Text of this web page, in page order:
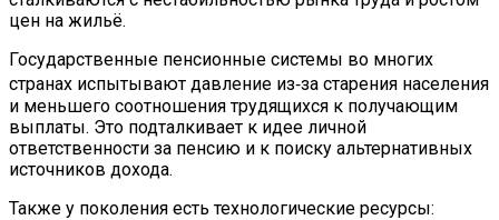
цен на жильё.
Государственные пенсионные системы во многих
странах испытывают давление из‑за старения населения
и меньшего соотношения трудящихся к получающим
выплаты. Это подталкивает к идее личной
ответственности за пенсию и к поиску альтернативных
источников дохода.
Также у поколения есть технологические ресурсы: